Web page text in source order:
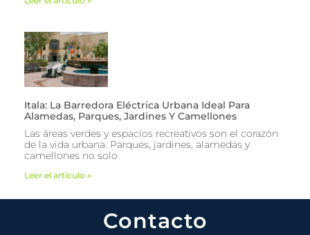
Itala: La Barredora Eléctrica Urbana Ideal Para
Alamedas, Parques, Jardines Y Camellones
Las áreas verdes y espacios recreativos son el corazón
de la vida urbana. Parques, jardines, alamedas y
camellones no solo
Leer el artículo »
Contacto